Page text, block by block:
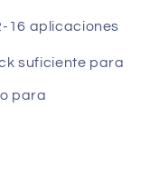
16 aplicaciones
suficiente para
para